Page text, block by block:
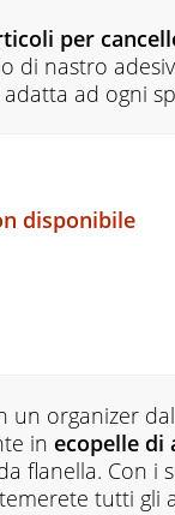
per
di nastro
ad ogni
disponibile
un organizer
in ecopelle di
flanella. Con i
tutti gli